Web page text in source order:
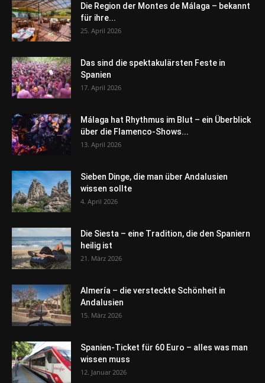
Die Region der Montes de Málaga – bekannt
für ihre...
25. April 2026
Das sind die spektakulärsten Feste in
Spanien
17. April 2026
Málaga hat Rhythmus im Blut – ein Überblick
über die Flamenco-Shows...
13. April 2026
Sieben Dinge, die man über Andalusien
wissen sollte
4. April 2026
Die Siesta – eine Tradition, die den Spaniern
heilig ist
21. März 2026
Almería – die versteckte Schönheit in
Andalusien
15. März 2026
Spanien-Ticket für 60 Euro – alles was man
wissen muss
12. Januar 2026